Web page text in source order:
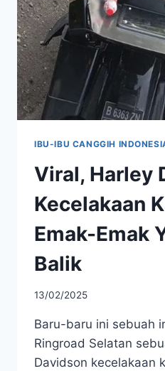
ANAK
IBU-IBU CANGGIH
Viral, Harley
Kecelakaan
Emak-Emak
Balik
13/02/2025
Baru-baru ini sebuah
Ringroad Selatan
Davidson kecelakaan